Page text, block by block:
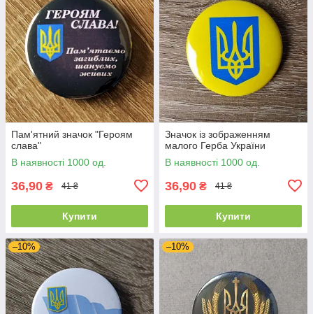
Пам'ятний значок "Героям
слава"
В наявності 1000 од.
36,90 ₴ 41 ₴
Купити
Значок із зображенням
малого Герба України
В наявності 1000 од.
36,90 ₴ 41 ₴
Купити
–10% –10%